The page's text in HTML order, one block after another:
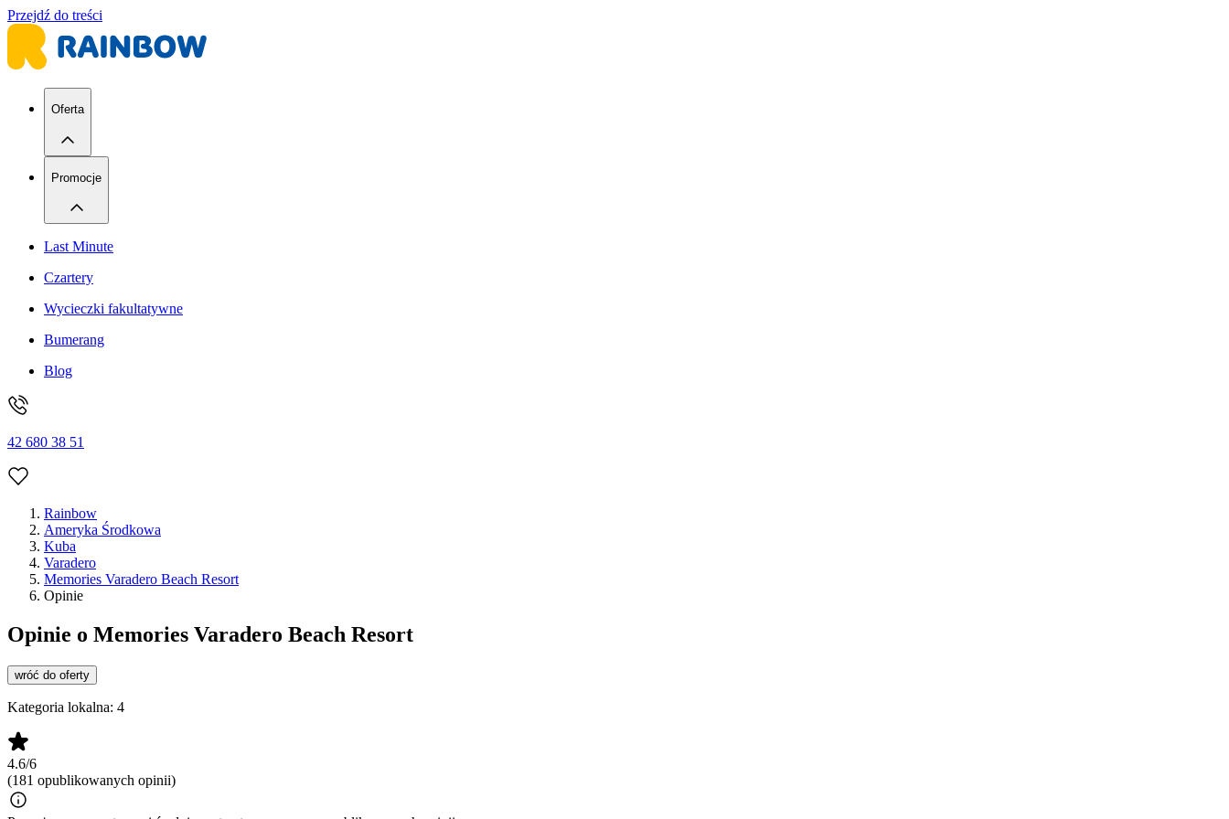
Przejdź do treści
Oferta
Promocje
Last Minute
Czartery
Wycieczki fakultatywne
Bumerang
Blog
42 680 38 51
Rainbow
Ameryka Środkowa
Kuba
Varadero
Memories Varadero Beach Resort
Opinie
Opinie o Memories Varadero Beach Resort
wróć do oferty
Kategoria lokalna: 4
4.6/6
(181 opublikowanych opinii)